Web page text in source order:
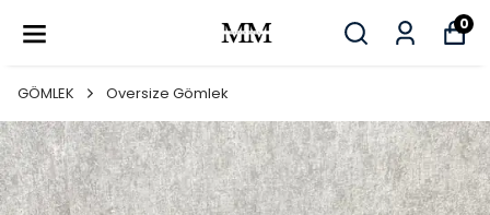
0
GÖMLEK Oversize Gömlek